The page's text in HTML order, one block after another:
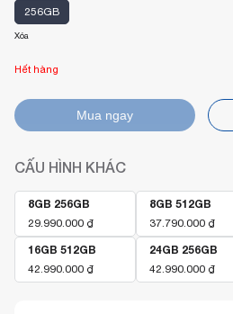
256GB
Xóa
Hết hàng
Mua ngay
CẤU HÌNH KHÁC
8GB 256GB
29.990.000 ₫
8GB 512GB
37.790.000 ₫
16GB 512GB
42.990.000 ₫
24GB 256GB
42.990.000 ₫